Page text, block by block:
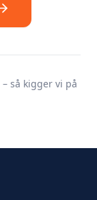
– så kigger vi på